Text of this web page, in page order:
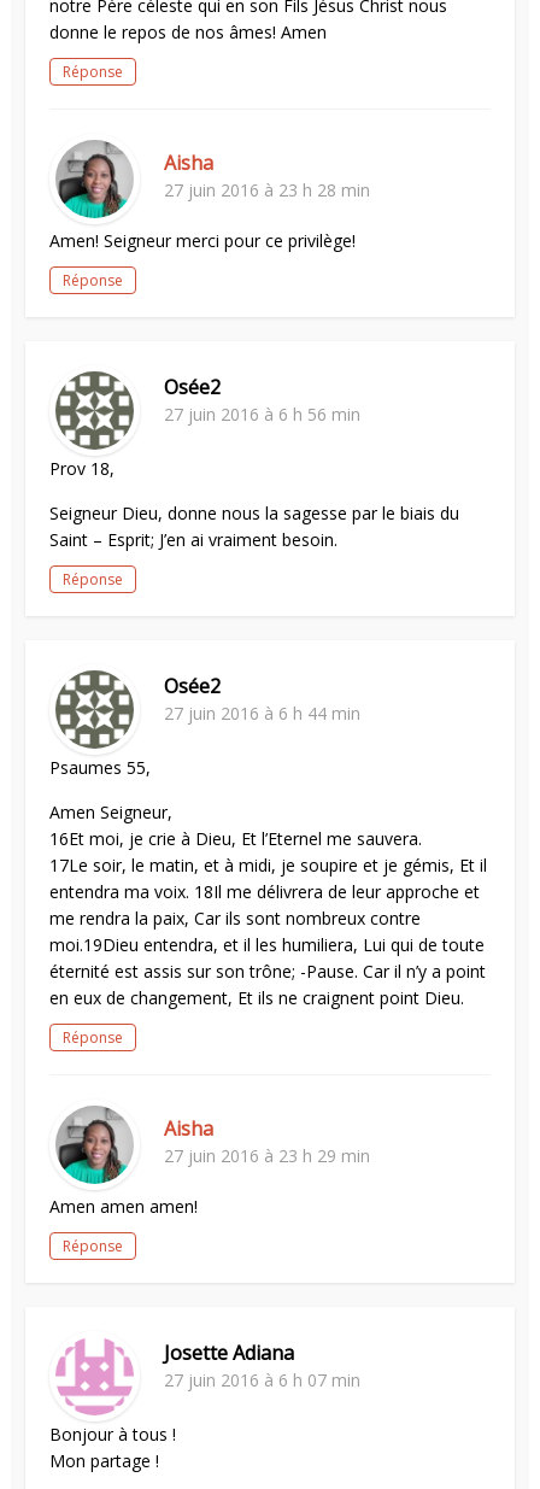
notre Père céleste qui en son Fils Jésus Christ nous
donne le repos de nos âmes! Amen
Réponse
Aisha
27 juin 2016 à 23 h 28 min
Amen! Seigneur merci pour ce privilège!
Réponse
Osée2
27 juin 2016 à 6 h 56 min
Prov 18,
Seigneur Dieu, donne nous la sagesse par le biais du
Saint – Esprit; J’en ai vraiment besoin.
Réponse
Osée2
27 juin 2016 à 6 h 44 min
Psaumes 55,
Amen Seigneur,
16Et moi, je crie à Dieu, Et l’Eternel me sauvera.
17Le soir, le matin, et à midi, je soupire et je gémis, Et il
entendra ma voix. 18Il me délivrera de leur approche et
me rendra la paix, Car ils sont nombreux contre
moi.19Dieu entendra, et il les humiliera, Lui qui de toute
éternité est assis sur son trône; -Pause. Car il n’y a point
en eux de changement, Et ils ne craignent point Dieu.
Réponse
Aisha
27 juin 2016 à 23 h 29 min
Amen amen amen!
Réponse
Josette Adiana
27 juin 2016 à 6 h 07 min
Bonjour à tous !
Mon partage !